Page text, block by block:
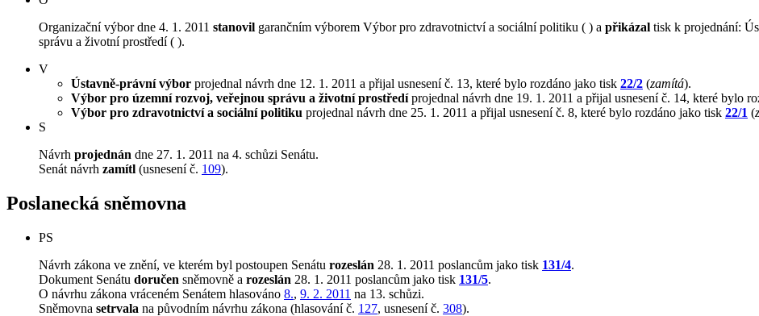
Organizační výbor dne 4. 1. 2011 stanovil garančním výborem Výbor pro zdravotnictví a sociální politiku ( ) a přikázal tisk k projednání:
správu a životní prostředí ( ).
V
Ústavně-právní výbor projednal návrh dne 12. 1. 2011 a přijal usnesení č. 13, které bylo rozdáno jako tisk 22/2 (zamítá).
Výbor pro územní rozvoj, veřejnou správu a životní prostředíprojednal návrh dne 19. 1. 2011 a přijal usnesení č. 14, které bylo
Výbor pro zdravotnictví a sociální politiku projednal návrh dne 25. 1. 2011 a přijal usnesení č. 8, které bylo rozdáno jako tisk 22/1 (
S
Návrh projednán dne 27. 1. 2011 na 4. schůzi Senátu.
Senát návrh zamítl (usnesení č. 109).
Poslanecká sněmovna
PS
Návrh zákona ve znění, ve kterém byl postoupen Senátu rozeslán 28. 1. 2011 poslancům jako tisk 131/4.
Dokument Senátu doručen sněmovně a rozeslán 28. 1. 2011 poslancům jako tisk 131/5.
O návrhu zákona vráceném Senátem hlasováno 8., 9. 2. 2011 na 13. schůzi.
Sněmovna setrvala na původním návrhu zákona (hlasování č. 127, usnesení č. 308).